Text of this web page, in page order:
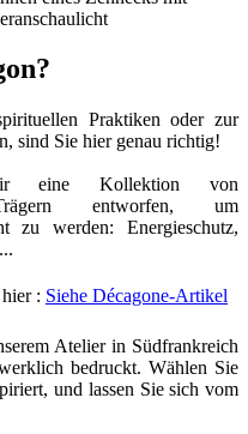
Praktiken oder zur
sind Sie hier genau richtig!
eine Kollektion von
Trägern entworfen, um
zu werden: Energieschutz,
: Siehe Décagone-Artikel
Atelier in Südfrankreich
bedruckt. Wählen Sie
und lassen Sie sich vom